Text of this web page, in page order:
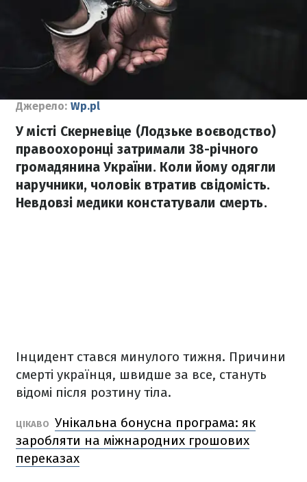
Джерело: Wp.pl
У місті Скерневіце (Лодзьке воєводство)
правоохоронці затримали 38-річного
громадянина України. Коли йому одягли
наручники, чоловік втратив свідомість.
Невдовзі медики констатували смерть.
Інцидент стався минулого тижня. Причини
смерті українця, швидше за все, стануть
відомі після розтину тіла.
ЦІКАВО Унікальна бонусна програма: як
заробляти на міжнародних грошових
переказах